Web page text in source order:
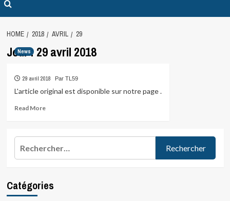
HOME 2018 AVRIL 29
Jour :29 avril 2018
News
29 avril 2018 Par TL59
L'article original est disponible sur notre page .
Read MoreRead
Catégories